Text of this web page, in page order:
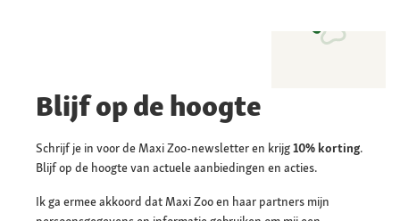
Blijf op de hoogte
Schrijf je in voor de Maxi Zoo-newsletter en krijg10% korting.
Blijf op de hoogte van actuele aanbiedingen en acties.
Ik ga ermee akkoord dat Maxi Zoo en haar partners mijn